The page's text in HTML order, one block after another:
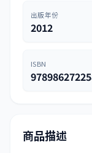
出版年份
2012
ISBN
商品描述